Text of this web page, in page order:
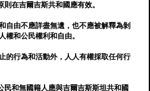
在吉爾吉斯共和國應有效。
自由不應詳盡無遺，也不應被解釋為剝
權和公民權利和自由。
的行為和活動外，人人有權採取任何行
民和無國籍人應與吉爾吉斯斯坦共和國